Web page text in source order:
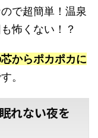
で超簡単！温泉
怖くない！？
からポカポカに
。
れない夜を